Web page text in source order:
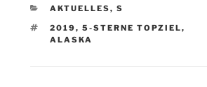
KATEGORIEN
AKTUELLES, S
SCHLAGWÖRTER
2019, 5-STERNE TOPZIEL,
ALASKA